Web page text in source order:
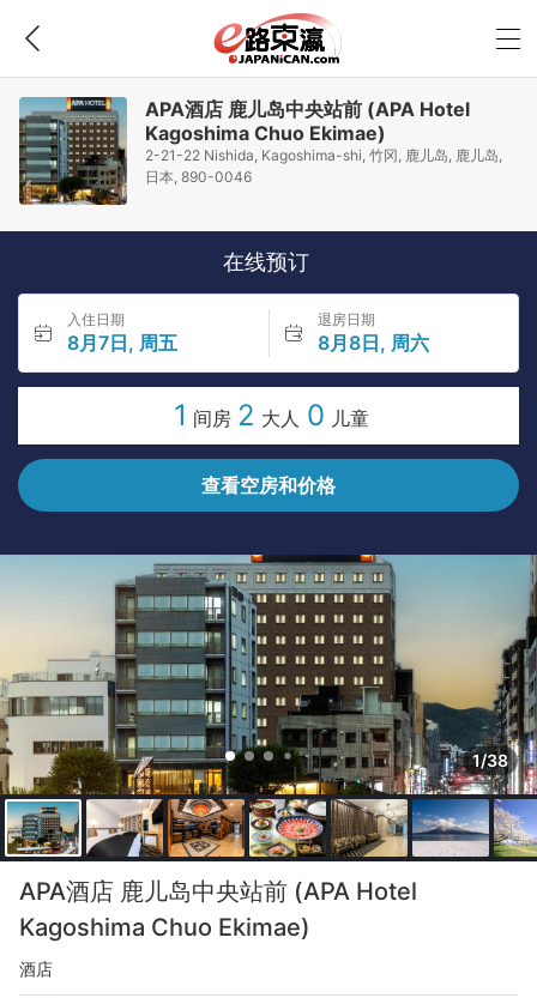
APA酒店 鹿儿岛中央站前 (APA Hotel
Kagoshima Chuo Ekimae)
2-21-22 Nishida, Kagoshima-shi, 竹冈, 鹿儿岛, 鹿儿岛,
日本, 890-0046
在线预订
入住日期
8月7日, 周五
退房日期
8月8日, 周六
1 间房 2 大人 0 儿童
查看空房和价格
1/38
APA酒店 鹿儿岛中央站前 (APA Hotel
Kagoshima Chuo Ekimae)
酒店